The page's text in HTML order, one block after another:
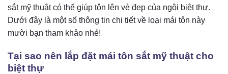
sắt mỹ thuật có thể giúp tôn lên vẻ đẹp của ngôi biệt thự.
Dưới đây là một số thông tin chi tiết về loại mái tôn này
mười bạn tham khảo nhé!
Tại sao nên lắp đặt mái tôn sắt mỹ thuật cho
biệt thự